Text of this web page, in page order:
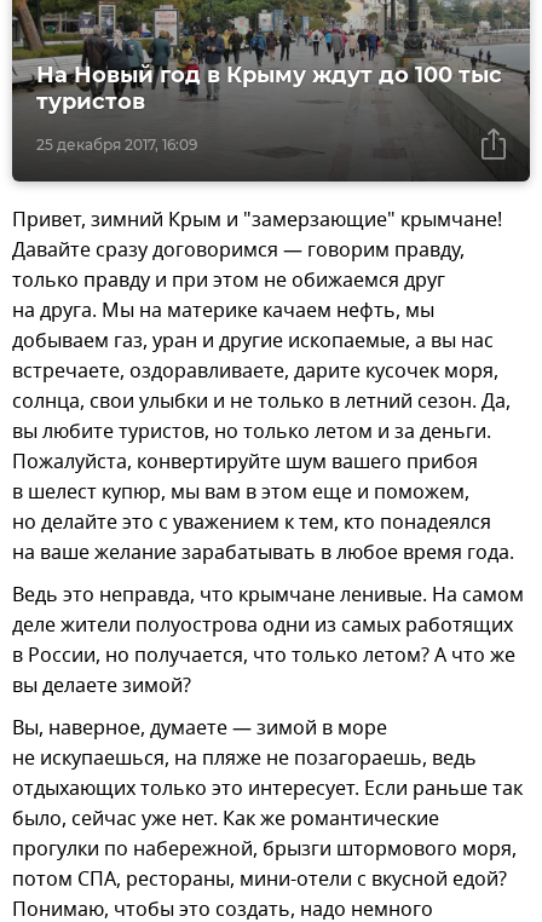
25 декабря 2017, 16:09
На Новый год в Крыму ждут до 100 тыс
туристов
Привет, зимний Крым и "замерзающие" крымчане!
Давайте сразу договоримся — говорим правду,
только правду и при этом не обижаемся друг
на друга. Мы на материке качаем нефть, мы
добываем газ, уран и другие ископаемые, а вы нас
встречаете, оздоравливаете, дарите кусочек моря,
солнца, свои улыбки и не только в летний сезон. Да,
вы любите туристов, но только летом и за деньги.
Пожалуйста, конвертируйте шум вашего прибоя
в шелест купюр, мы вам в этом еще и поможем,
но делайте это с уважением к тем, кто понадеялся
на ваше желание зарабатывать в любое время года.
Ведь это неправда, что крымчане ленивые. На самом
деле жители полуострова одни из самых работящих
в России, но получается, что только летом? А что же
вы делаете зимой?
Вы, наверное, думаете — зимой в море
не искупаешься, на пляже не позагораешь, ведь
отдыхающих только это интересует. Если раньше так
было, сейчас уже нет. Как же романтические
прогулки по набережной, брызги штормового моря,
потом СПА, рестораны, мини-отели с вкусной едой?
Понимаю, чтобы это создать, надо немного